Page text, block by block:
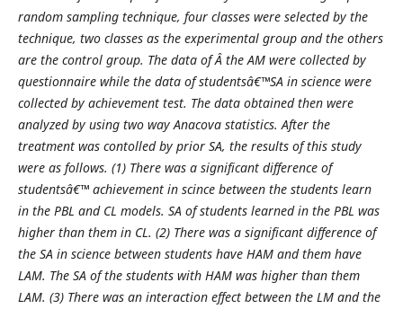
random sampling technique, four classes were selectedby the
technique, two classes as the experimental group and the others
are the control group. The data ofÂ the AMwere collected by
questionnaire while the data of studentsâ€™SA in science were
collected by achievement test. The data obtained then were
analyzed by using two way Anacova statistics.After the
treatment was contolled by prior SA, the results of this study
wereas follows. (1) There was a significant difference of
studentsâ€™ achievement in scince between the students learn
in the PBL and CL models. SA of studentslearned in the PBL was
higher than them in CL. (2) There was a significant difference of
the SAin science between students have HAMand them have
LAM. The SA of the students with HAMwas higher than them
LAM. (3) There was an interaction effect between the LMand the